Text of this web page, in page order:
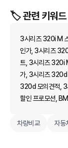
🏷️ 관련 키워드
3시리즈 320i M
인가, 3시리즈
트, 3시리즈 320i
가, 3시리즈
320d 모의견적,
할인 프로모션,
차량비교 자동